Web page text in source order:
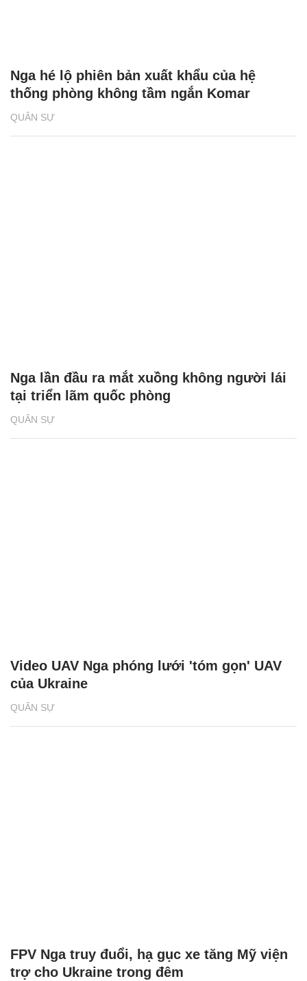
QUÂN SỰ
Nga hé lộ phiên bản xuất khẩu của hệ
thống phòng không tầm ngắn Komar
QUÂN SỰ
Nga lần đầu ra mắt xuồng không người lái
tại triển lãm quốc phòng
QUÂN SỰ
Video UAV Nga phóng lưới 'tóm gọn' UAV
của Ukraine
FPV Nga truy đuổi, hạ gục xe tăng Mỹ viện
trợ cho Ukraine trong đêm